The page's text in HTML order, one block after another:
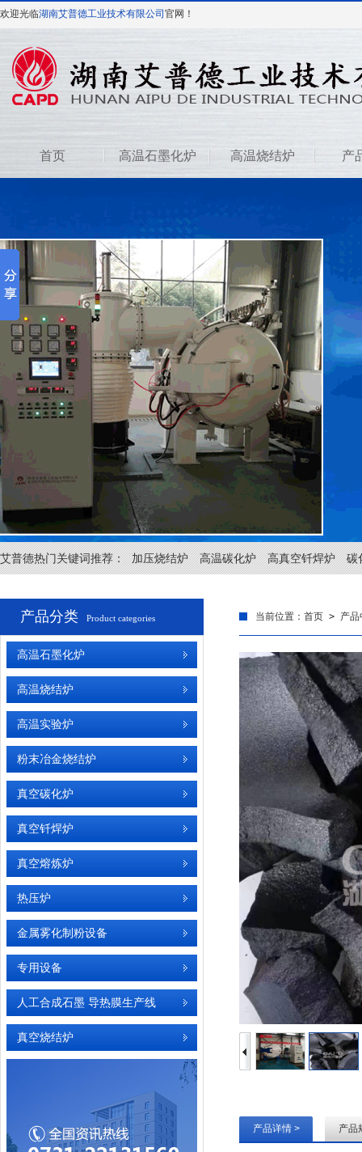
欢迎光临湖南艾普德工业技术有限公司 官网！
首页 高温石墨化炉 高温烧结炉 产
艾普德热门关键词推荐： 加压烧结炉 高温碳化炉 高真空钎焊炉 碳
产品分类 Product categories
高温石墨化炉
高温烧结炉
高温实验炉
粉末冶金烧结炉
真空碳化炉
真空钎焊炉
真空熔炼炉
热压炉
金属雾化制粉设备
专用设备
人工合成石墨 导热膜生产线
真空烧结炉
当前位置： 首页 > 产品
产品详情 > 产品